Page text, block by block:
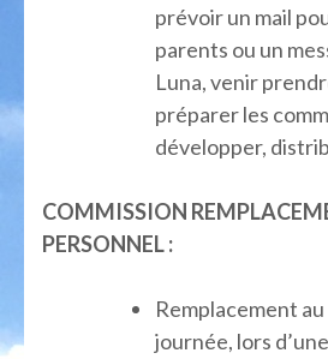
prévoir un mail
parents ou un
Luna, venir
préparer les
développer,
COMMISSION
PERSONNEL :
Remplacement
journée, lors